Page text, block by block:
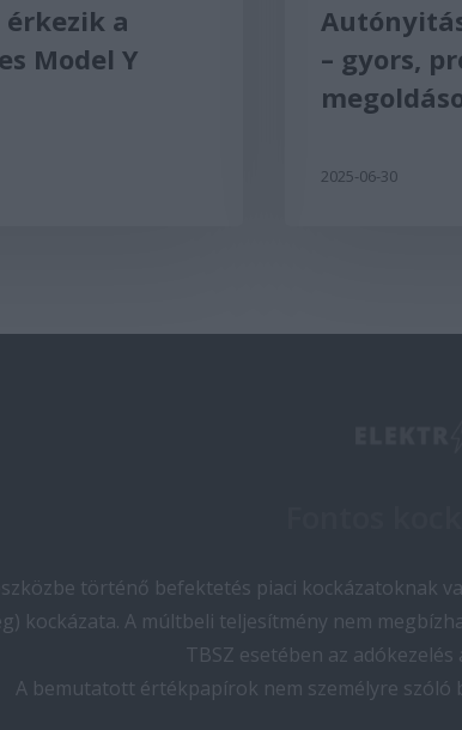
érkezik a
Model Y
– gyors,
2025-06-30
történő befektetés piaci kockázatoknak
kockázata. A múltbeli teljesítmény nem
TBSZ esetében az
A bemutatott értékpapírok nem személyre